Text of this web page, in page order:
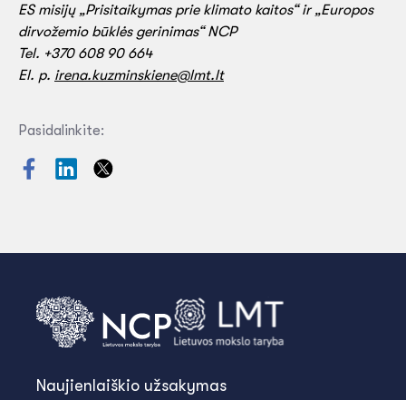
ES misijų „Prisitaikymas prie klimato kaitos“ ir „Europos
dirvožemio būklės gerinimas“ NCP
Tel. +370 608 90 664
El. p. irena.kuzminskiene@lmt.lt
Pasidalinkite:
Naujienlaiškio užsakymas